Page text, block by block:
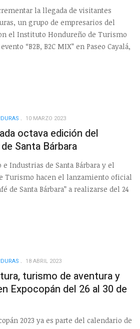
la llegada de visitantes
un grupo de empresarios del
el Instituto Hondureño de Turismo
“B2B, B2C MIX” en Paseo Cayalá,
10 MARZO 2023
octava edición del
Santa Bárbara
e Industrias de Santa Bárbara y el
Turismo hacen el lanzamiento oficial
de Santa Bárbara” a realizarse del 24
18 ABRIL 2023
turismo de aventura y
Expocopán del 26 al 30 de
2023 ya es parte del calendario de